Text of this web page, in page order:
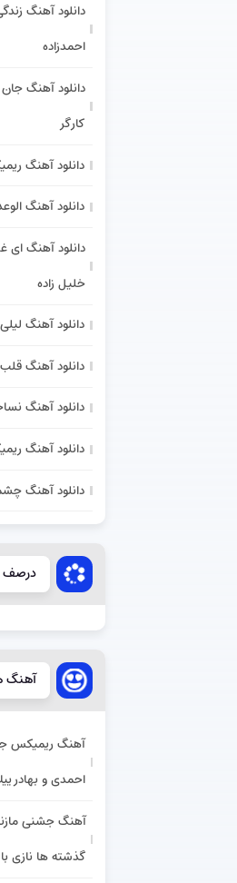
دانلود آهنگ
احمدزاده
دانلود آهنگ
کارگر
دانلود آهنگ
دانلود آهنگ
دانلود آهنگ ای
خلیل زاده
دانلود آهنگ
دانلود آهنگ
دانلود آهنگ
دانلود آهنگ ریمیکس ۲۰۲۲ با صدای
دانلود آهنگ
درصف
آهنگ
آهنگ ریمیکس
احمدی و بهادر
آهنگ جشنی
گذشته ها نازی